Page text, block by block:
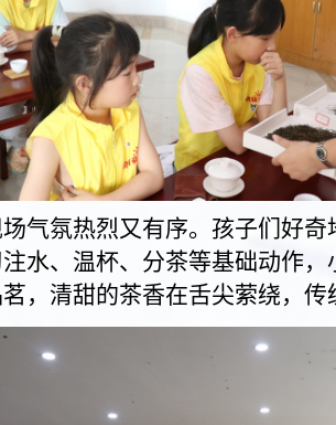
气氛热烈又有序。孩子们好
水、温杯、分茶等基础动作
，清甜的茶香在舌尖萦绕，传